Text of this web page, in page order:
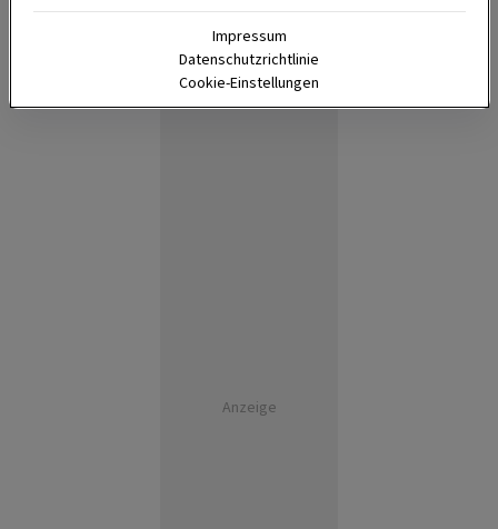
Anzeige
Impressum
Datenschutzrichtlinie
Cookie-Einstellungen